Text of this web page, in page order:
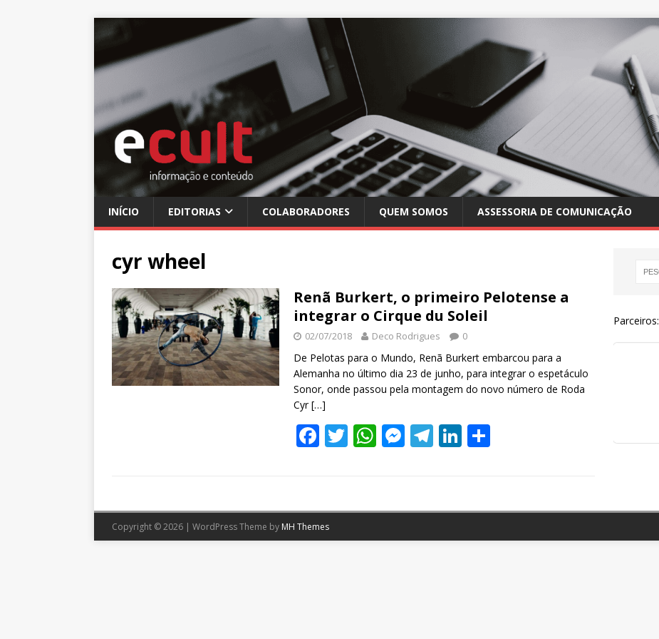
INÍCIO EDITORIAS COLABORADORES QUEM SOMOS ASSESSORIA DE COMUNICAÇÃO
cyr wheel
Renã Burkert, o primeiro Pelotense a
integrar o Cirque du Soleil
02/07/2018 Deco Rodrigues 0
De Pelotas para o Mundo, Renã Burkert embarcou para a
Alemanha no último dia 23 de junho, para integrar o espetáculo
Sonor, onde passou pela montagem do novo número de Roda
Cyr[…]
F
ac
b
o
o
T
w
er
W
h
s
p
M
e
e
g
T
el
gr
m
Li
n
e
n
e
Parceiros:
Copyright © 2026 | WordPress Theme by MH Themes